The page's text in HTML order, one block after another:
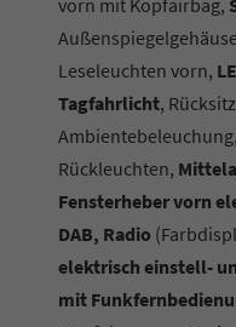
Leseleuchten vorn,
Tagfahrlicht,
Rückleuchten,
Fensterheber vorn
DAB, Radio
elektrisch einstell-
mit